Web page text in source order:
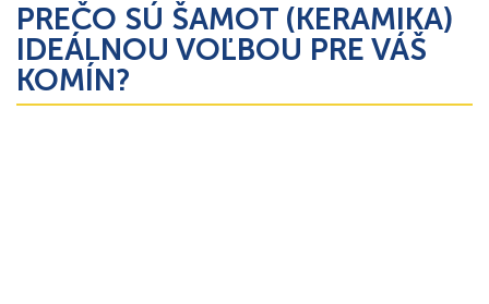
PREČO SÚ ŠAMOT (KERAMIKA)
IDEÁLNOU VOĽBOU PRE VÁŠ
KOMÍN?